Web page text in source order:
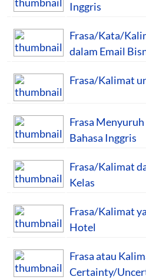
Inggris
Frasa/Kata/
dalam Email
Frasa/Kalimat
Frasa
Bahasa Inggris
Frasa/Kalimat
Kelas
Frasa/Kalimat
Hotel
Frasa atau
Certainty/